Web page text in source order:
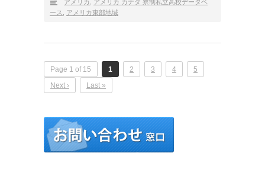
アメリカ
アメリカ カナダ 寮制私立高校データベ
ース
アメリカ東部地域
Page 1 of 15 1 2 3 4
5
Next ›
Last »